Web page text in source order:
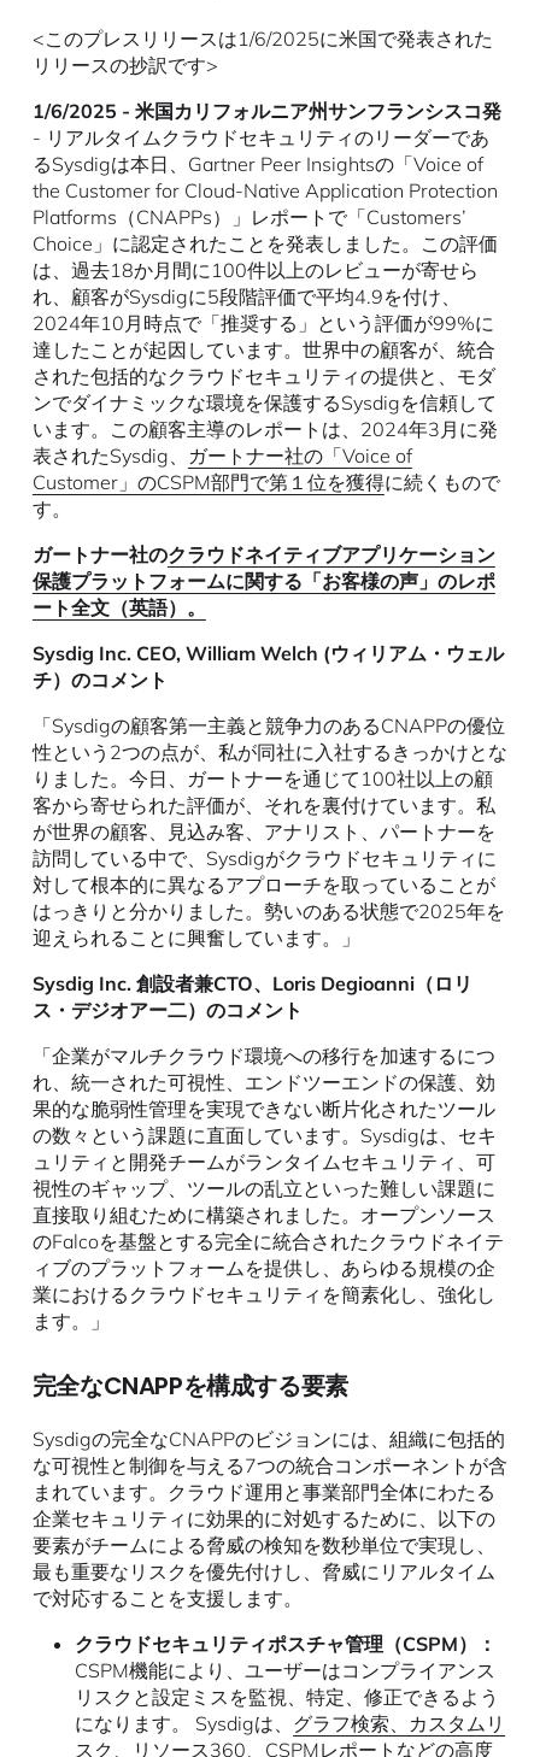
<このプレスリリースは1/6/2025に米国で発表された
リリースの抄訳です>
1/6/2025 - 米国カリフォルニア州サンフランシスコ発
- リアルタイムクラウドセキュリティのリーダーであ
るSysdigは本日、Gartner Peer Insightsの「Voice of
the Customer for Cloud-Native Application Protection
Platforms（CNAPPs）」レポートで「Customers’
Choice」に認定されたことを発表しました。この評価
は、過去18か月間に100件以上のレビューが寄せら
れ、顧客がSysdigに5段階評価で平均4.9を付け、
2024年10月時点で「推奨する」という評価が99%に
達したことが起因しています。世界中の顧客が、統合
された包括的なクラウドセキュリティの提供と、モダ
ンでダイナミックな環境を保護するSysdigを信頼して
います。この顧客主導のレポートは、2024年3月に発
表されたSysdig、
ガートナー社の「Voice of
Customer」のCSPM部門で第１位を獲得に続くもので
す。
ガートナー社のクラウドネイティブアプリケーション
保護プラットフォームに関する「お客様の声」のレポ
ート全文（英語）。
Sysdig Inc. CEO, William Welch (ウィリアム・ウェル
チ）のコメント
「Sysdigの顧客第一主義と競争力のあるCNAPPの優位
性という2つの点が、私が同社に入社するきっかけとな
りました。今日、ガートナーを通じて100社以上の顧
客から寄せられた評価が、それを裏付けています。私
が世界の顧客、見込み客、アナリスト、パートナーを
訪問している中で、Sysdigがクラウドセキュリティに
対して根本的に異なるアプローチを取っていることが
はっきりと分かりました。勢いのある状態で2025年を
迎えられることに興奮しています。」
Sysdig Inc. 創設者兼CTO、Loris Degioanni（ロリ
ス・デジオアー二）のコメント
「企業がマルチクラウド環境への移行を加速するにつ
れ、統一された可視性、エンドツーエンドの保護、効
果的な脆弱性管理を実現できない断片化されたツール
の数々という課題に直面しています。Sysdigは、セキ
ュリティと開発チームがランタイムセキュリティ、可
視性のギャップ、ツールの乱立といった難しい課題に
直接取り組むために構築されました。オープンソース
のFalcoを基盤とする完全に統合されたクラウドネイテ
ィブのプラットフォームを提供し、あらゆる規模の企
業におけるクラウドセキュリティを簡素化し、強化し
ます。」
完全なCNAPPを構成する要素
Sysdigの完全なCNAPPのビジョンには、組織に包括的
な可視性と制御を与える7つの統合コンポーネントが含
まれています。クラウド運用と事業部門全体にわたる
企業セキュリティに効果的に対処するために、以下の
要素がチームによる脅威の検知を数秒単位で実現し、
最も重要なリスクを優先付けし、脅威にリアルタイム
で対応することを支援します。
クラウドセキュリティポスチャ管理（CSPM）：
CSPM機能により、ユーザーはコンプライアンス
リスクと設定ミスを監視、特定、修正できるよう
になります。 Sysdigは、 グラフ検索、カスタムリ
スク、リソース360、CSPMレポート などの高度